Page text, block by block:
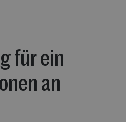
für ein
an